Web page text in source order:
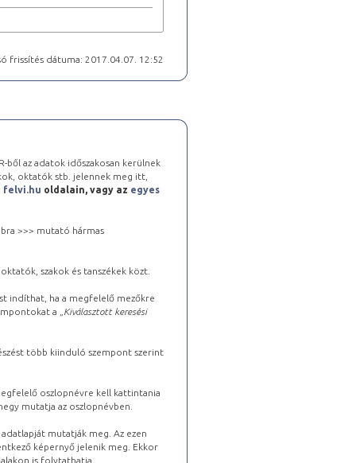
frissítés dátuma: 2017.04.07. 12:52
ből az adatok időszakosan kerülnek
oktatók stb. jelennek meg itt,
felvi.hu oldalain, vagy az egyes
>>> mutató hármas
szakok és tanszékek közt.
indíthat, ha a megfelelő mezőkre
a „ Kiválasztott keresési
több kiinduló szempont szerint
oszlopnévre kell kattintania
mutatja az oszlopnévben.
mutatják meg. Az ezen
képernyő jelenik meg. Ekkor
is folytathatja.